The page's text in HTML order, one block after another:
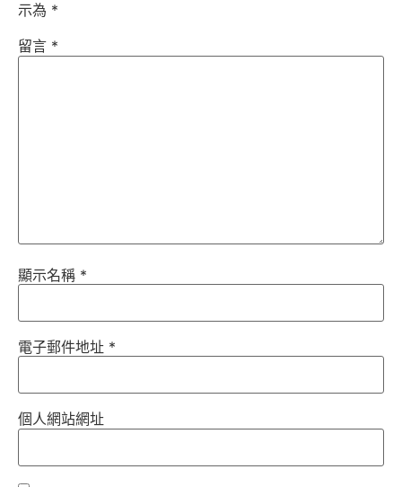
示為 *
留言 *
顯示名稱 *
電子郵件地址 *
個人網站網址